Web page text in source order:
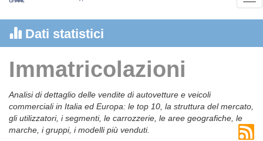
Dati statistici
Immatricolazioni
Analisi di dettaglio delle vendite di autovetture e veicoli
commerciali in Italia ed Europa: le top 10, la struttura del mercato,
gli utilizzatori, i segmenti, le carrozzerie, le aree geografiche, le
marche, i gruppi, i modelli più venduti.